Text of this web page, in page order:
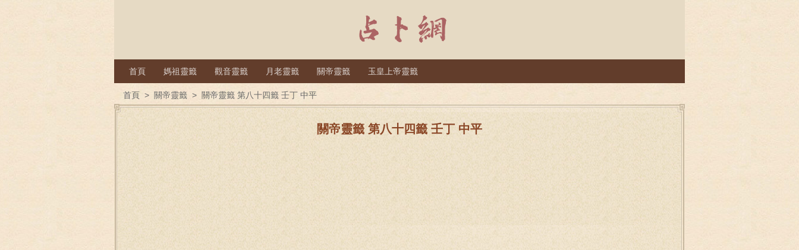
首頁 媽祖靈籤 觀音靈籤 月老靈籤 關帝靈籤 玉皇上帝靈籤
首頁 > 關帝靈籤 > 關帝靈籤 第八十四籤 壬丁 中平
關帝靈籤 第八十四籤 壬丁 中平